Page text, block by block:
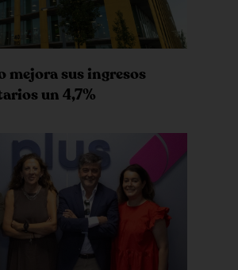
mejora sus ingresos
un 4,7%